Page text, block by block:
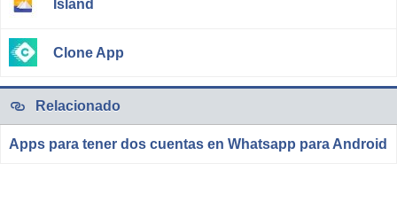
Island
Clone App
Relacionado
Apps para tener dos cuentas en Whatsapp para Android